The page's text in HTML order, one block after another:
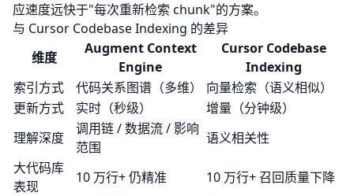
应速度远快于"每次重新检索 chunk"的方案。
与 Cursor Codebase Indexing 的差异
维度
Augment Context
Engine
Cursor Codebase
Indexing
索引方式
代码关系图谱（多维）
向量检索（语义相似）
更新方式
实时（秒级）
增量（分钟级）
理解深度
调用链 / 数据流 / 影响
范围
语义相关性
大代码库
表现
10 万行+ 仍精准
10 万行+ 召回质量下降